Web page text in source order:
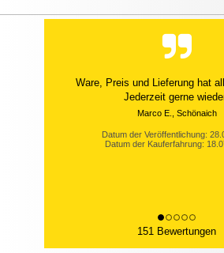
Ware, Preis und Lieferung hat
Jederzeit gerne
Marco E., Schönaich
Datum der Veröffentlichung:
Datum der Kauferfahrung:
151 Bewertungen